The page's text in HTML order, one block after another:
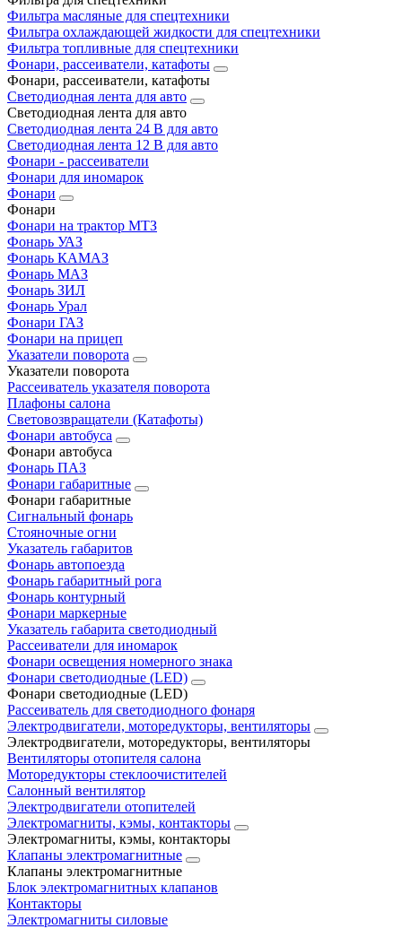
Фильтра масляные для спецтехники
Фильтра охлаждающей жидкости для спецтехники
Фильтра топливные для спецтехники
Фонари, рассеиватели, катафоты
Фонари, рассеиватели, катафоты
Светодиодная лента для авто
Светодиодная лента для авто
Светодиодная лента 24 В для авто
Светодиодная лента 12 В для авто
Фонари - рассеиватели
Фонари для иномарок
Фонари
Фонари
Фонари на трактор МТЗ
Фонарь УАЗ
Фонарь КАМАЗ
Фонарь МАЗ
Фонарь ЗИЛ
Фонарь Урал
Фонари ГАЗ
Фонари на прицеп
Указатели поворота
Указатели поворота
Рассеиватель указателя поворота
Плафоны салона
Световозвращатели (Катафоты)
Фонари автобуса
Фонари автобуса
Фонарь ПАЗ
Фонари габаритные
Фонари габаритные
Сигнальный фонарь
Стояночные огни
Указатель габаритов
Фонарь автопоезда
Фонарь габаритный рога
Фонарь контурный
Фонари маркерные
Указатель габарита светодиодный
Рассеиватели для иномарок
Фонари освещения номерного знака
Фонари светодиодные (LED)
Фонари светодиодные (LED)
Рассеиватель для светодиодного фонаря
Электродвигатели, моторедукторы, вентиляторы
Электродвигатели, моторедукторы, вентиляторы
Вентиляторы отопителя салона
Моторедукторы стеклоочистителей
Салонный вентилятор
Электродвигатели отопителей
Электромагниты, кэмы, контакторы
Электромагниты, кэмы, контакторы
Клапаны электромагнитные
Клапаны электромагнитные
Блок электромагнитных клапанов
Контакторы
Электромагниты силовые